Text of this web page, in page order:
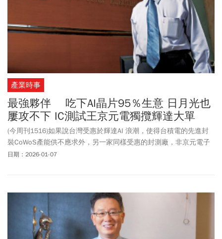
產業時事
最強夥伴 吃下AI晶片95％生意 日月光也
屢攻不下 IC測試王京元電獨攬輝達大單
(今周刊1516)如果說台灣受惠於輝達AI 浪潮，使得台積電的先進封
裝CoWoS產能供不應求外，另一家同樣受惠的封測廠，非京元電子
莫屬，而且在輝達供應鏈，它享有難以取代的地位。
日期：2026-01-07